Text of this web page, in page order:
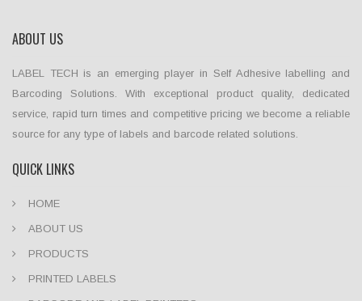
ABOUT US
LABEL TECH is an emerging player in Self Adhesive labelling and
Barcoding Solutions. With exceptional product quality, dedicated
service, rapid turn times and competitive pricing we become a reliable
source for any type of labels and barcode related solutions.
QUICK LINKS
HOME
ABOUT US
PRODUCTS
PRINTED LABELS